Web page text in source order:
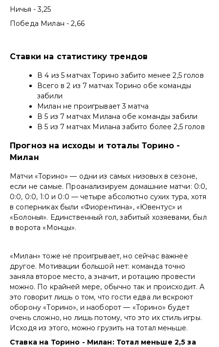
Ничья - 3,25
Победа Милан - 2,66
Ставки на статистику трендов
В 4 из 5 матчах Торино забито менее 2,5 голов
Всего в 2 из 7 матчах Торино обе команды
забили
Милан не проигрывает 3 матча
В 5 из 7 матчах Милана обе команды забили
В 5 из 7 матчах Милана забито более 2,5 голов
Прогноз на исходы и тоталы Торино -
Милан
Матчи «Торино» — одни из самых низовых в сезоне,
если не самые. Проанализируем домашние матчи: 0:0,
0:0, 0:0, 1:0 и 0:0 — четыре абсолютно сухих тура, хотя
в соперниках были «Фиорентина», «Ювентус» и
«Болонья». Единственный гол, забитый хозяевами, был
в ворота «Монцы».
«Милан» тоже не проигрывает, но сейчас важнее
другое. Мотивации большой нет: команда точно
заняла второе место, а значит, и ротацию провести
можно. По крайней мере, обычно так и происходит. А
это говорит лишь о том, что гости едва ли вскроют
оборону «Торино», и наоборот — «Торино» будет
очень сложно, но лишь потому, что это их стиль игры.
Исходя из этого, можно грузить на тотал меньше.
Ставка на Торино - Милан: Тотал меньше 2,5 за